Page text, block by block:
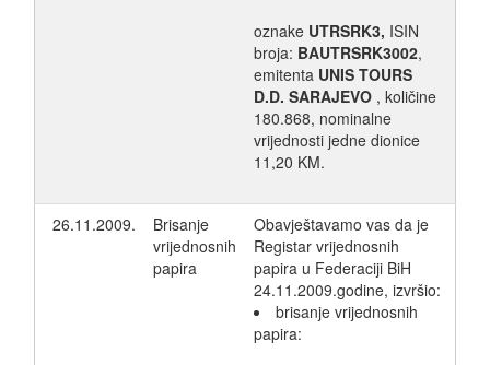
oznake UTRSRK3, ISIN
broja: BAUTRSRK3002,
emitenta UNIS TOURS
D.D. SARAJEVO , količine
180.868, nominalne
vrijednosti jedne dionice
11,20 KM.
26.11.2009.
Brisanje
vrijednosnih
papira
Obavještavamo vas da je
Registar vrijednosnih
papira u Federaciji BiH
24.11.2009.godine, izvršio:
brisanje vrijednosnih
papira: